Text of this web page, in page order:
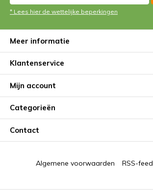
* Lees hier de wettelijke beperkingen
Meer informatie
Klantenservice
Mijn account
Categorieën
Contact
Algemene voorwaarden RSS-feed